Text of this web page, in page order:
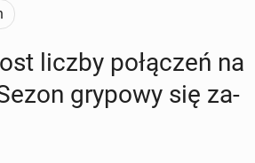
liczby po­łą­czeń na
grypowy się za­